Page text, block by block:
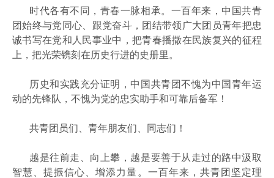
时代各有不同，青春一脉相承。一百年来，中国共青
团始终与党同心、跟党奋斗，团结带领广大团员青年把忠
诚书写在党和人民事业中，把青春播撒在民族复兴的征程
上，把光荣镌刻在历史行进的史册里。
历史和实践充分证明，中国共青团不愧为中国青年运
动的先锋队，不愧为党的忠实助手和可靠后备军！
共青团员们、青年朋友们、同志们！
越是往前走、向上攀，越是要善于从走过的路中汲取
智慧、提振信心、增添力量。一百年来，共青团坚定理